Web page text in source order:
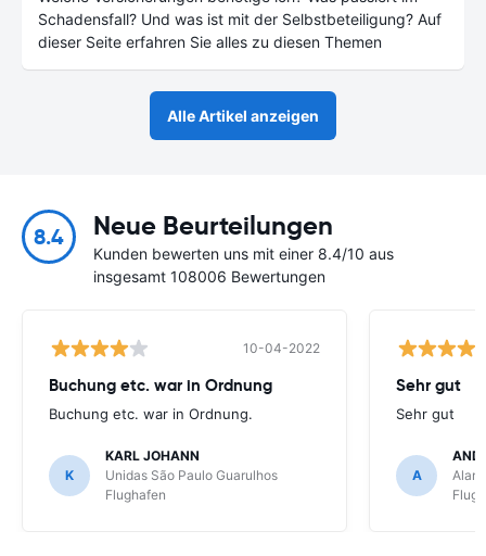
Schadensfall? Und was ist mit der Selbstbeteiligung? Auf
dieser Seite erfahren Sie alles zu diesen Themen
Alle Artikel anzeigen
8.4 Neue Beurteilungen
Kunden bewerten uns mit einer 8.4/10 aus
insgesamt 108006 Bewertungen
10-04-2022
Buchung etc. war in Ordnung
Buchung etc. war in Ordnung.
K
KARL JOHANN
Unidas São Paulo Guarulhos
Flughafen
Sehr gut
Sehr gut
A